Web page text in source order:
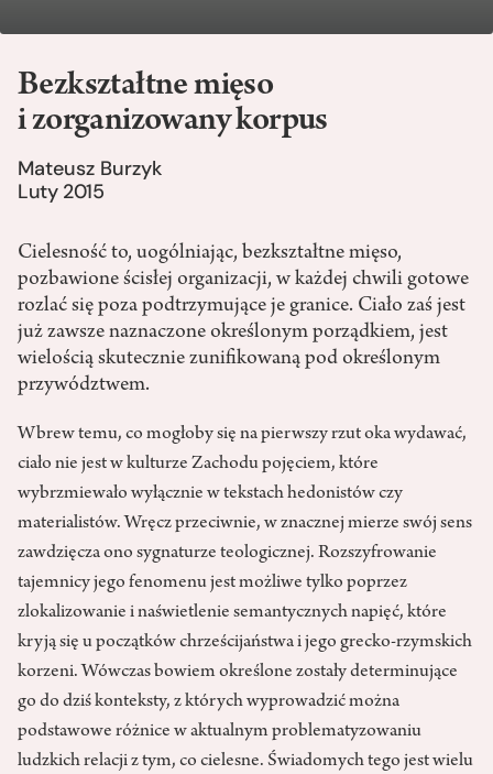
Bezkształtne mięso
i zorganizowany korpus
Mateusz Burzyk
Luty 2015
Cielesność to, uogólniając, bezkształtne mięso,
pozbawione ścisłej organizacji, w każdej chwili gotowe
rozlać się poza podtrzymujące je granice. Ciało zaś jest
już zawsze naznaczone określonym porządkiem, jest
wielością skutecznie zunifikowaną pod określonym
przywództwem.
Wbrew temu, co mogłoby się na pierwszy rzut oka wydawać,
ciało nie jest w kulturze Zachodu pojęciem, które
wybrzmiewało wyłącznie w tekstach hedonistów czy
materialistów. Wręcz przeciwnie, w znacznej mierze swój sens
zawdzięcza ono sygnaturze teologicznej. Rozszyfrowanie
tajemnicy jego fenomenu jest możliwe tylko poprzez
zlokalizowanie i naświetlenie semantycznych napięć, które
kryją się u początków chrześcijaństwa i jego grecko-rzymskich
korzeni. Wówczas bowiem określone zostały determinujące
go do dziś konteksty, z których wyprowadzić można
podstawowe różnice w aktualnym problematyzowaniu
ludzkich relacji z tym, co cielesne. Świadomych tego jest wielu